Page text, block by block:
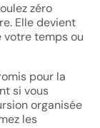
zéro
Elle devient
votre temps ou
pour la
si vous
organisée
les